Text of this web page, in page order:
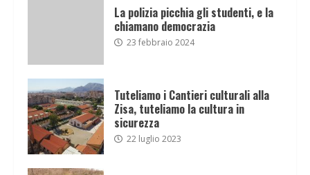
La polizia picchia gli studenti, e la
chiamano democrazia
23 febbraio 2024
Tuteliamo i Cantieri culturali alla
Zisa, tuteliamo la cultura in
sicurezza
22 luglio 2023